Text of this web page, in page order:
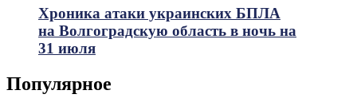
Хроника атаки украинских БПЛА
на Волгоградскую область в ночь на
31 июля
Популярное